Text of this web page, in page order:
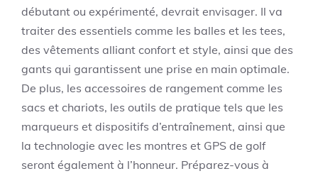
débutant ou expérimenté, devrait envisager. Il va
traiter des essentiels comme les balles et les tees,
des vêtements alliant confort et style, ainsi que des
gants qui garantissent une prise en main optimale.
De plus, les accessoires de rangement comme les
sacs et chariots, les outils de pratique tels que les
marqueurs et dispositifs d’entraînement, ainsi que
la technologie avec les montres et GPS de golf
seront également à l’honneur. Préparez-vous à